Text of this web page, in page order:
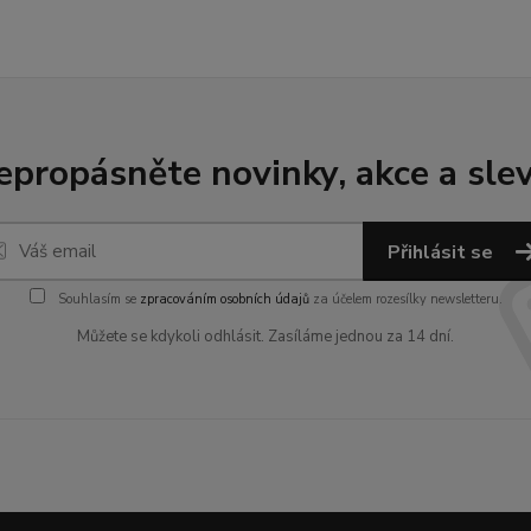
novinky, akce a
Přihlásit se
Souhlasím se zpracováním osobních údajůza účelem rozesílky newsletteru.
Můžete se kdykoli odhlásit. Zasíláme jednou za 14 dní.